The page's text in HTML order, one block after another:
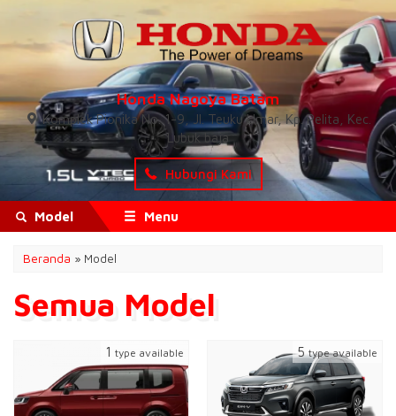
Honda Nagoya Batam
Komplek Pionika No. 1-9, Jl. Teuku Umar, Kp. Pelita, Kec.
Lubuk baja
Hubungi Kami
Model Menu
Beranda » Model
Semua Model
1 type available 5type available